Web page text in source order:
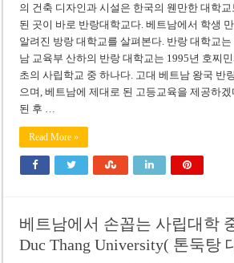
의 건축 디자인과 시설은 한국의 웬만한 대학
된 곳이 바로 반랑대학교다. 베트남에서 학생
알려진 방랑 대학교를 살펴본다. 반랑 대학교
남 교육부 산하의 반랑 대학교는 1995년 호찌
초의 사립학교 중 하나다. 고대 베트남 왕국 반
으며, 베트남에 제대로 된 고등교육을 제공하
된 후 …
Read More »
베트남에서 손꼽는 사립대학
Duc Thang University( 톤둑탕